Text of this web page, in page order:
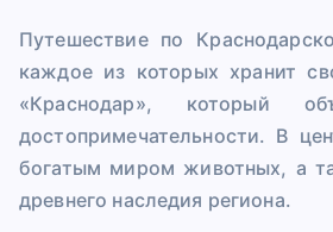
Путешествие по
каждое из которых хранит
«Краснодар», который
достопримечательности. В
богатым миром животных, а
древнего наследия региона.